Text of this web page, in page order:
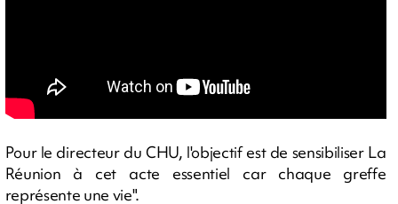
Pour le directeur du CHU, l'objectif est de sensibiliser La
Réunion à cet acte essentiel car chaque greffe
représente une vie".